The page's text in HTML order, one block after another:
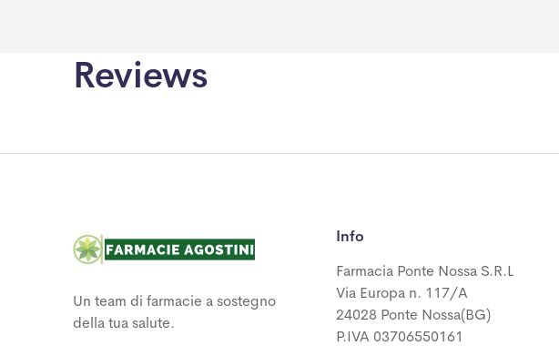
Reviews
Un team di farmacie a sostegno
della tua salute.
Info
Farmacia Ponte Nossa S.R.L
Via Europa n. 117/A
24028 Ponte Nossa(BG)
P.IVA 03706550161